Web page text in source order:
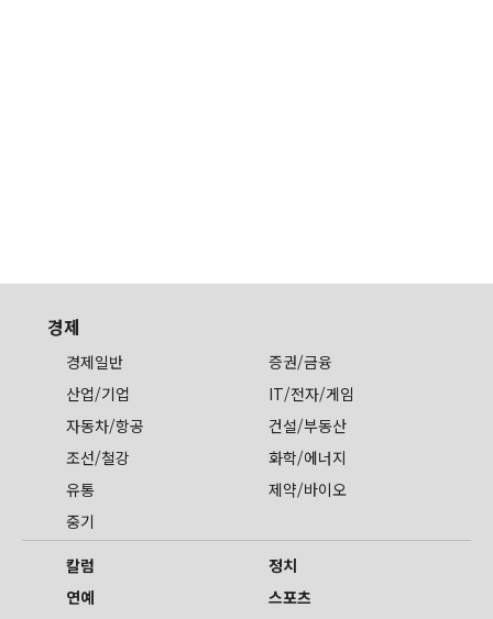
경제
경제일반
증권/금융
산업/기업
IT/전자/게임
자동차/항공
건설/부동산
조선/철강
화학/에너지
유통
제약/바이오
중기
칼럼
정치
연예
스포츠